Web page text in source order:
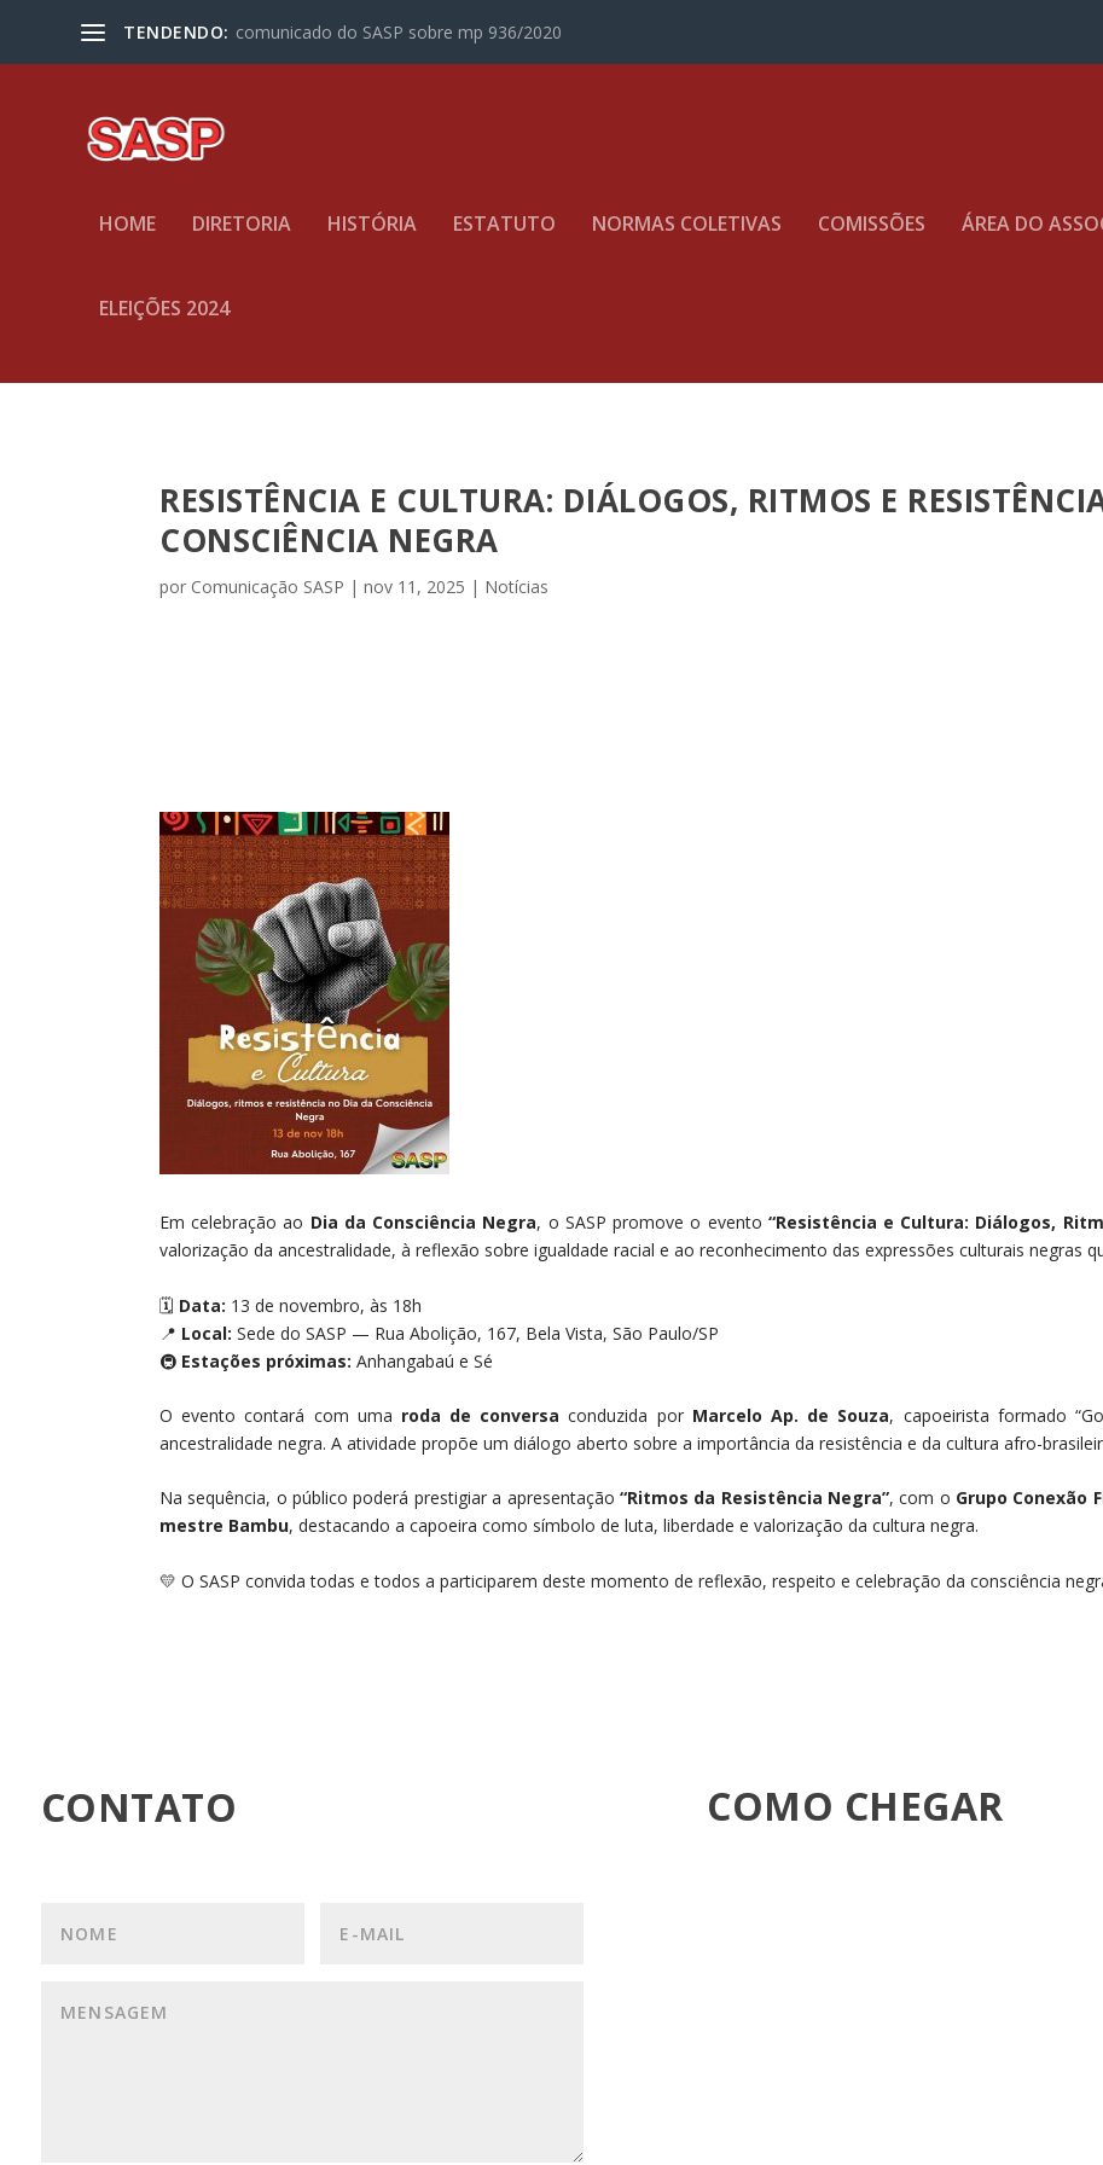
TENDENDO: comunicado do SASP sobre mp 936/2020
HOME DIRETORIA HISTÓRIA ESTATUTO NORMAS COLETIVAS COMISSÕES ÁREA DO
ELEIÇÕES 2024
RESISTÊNCIA E CULTURA: DIÁLOGOS, RITMOS E
CONSCIÊNCIA NEGRA
por Comunicação SASP | nov 11, 2025 | Notícias
Em celebração ao Dia da Consciência Negra, o SASP promove o evento “Resistência e Cultura: Diálogos,
valorização da ancestralidade, à reflexão sobre igualdade racial e ao reconhecimento das expressões culturais negras
🗓 Data: 13 de novembro, às 18h
📍 Local: Sede do SASP — Rua Abolição, 167, Bela Vista, São Paulo/SP
🚇 Estações próximas: Anhangabaú e Sé
O evento contará com uma roda de conversa conduzida por Marcelo Ap. de Souza, capoeirista formado
ancestralidade negra. A atividade propõe um diálogo aberto sobre a importância da resistência e da cultura afro-
Na sequência, o público poderá prestigiar a apresentação “Ritmos da Resistência Negra”, com o Grupo Conexão
mestre Bambu, destacando a capoeira como símbolo de luta, liberdade e valorização da cultura negra.
💛 O SASP convida todas e todos a participarem deste momento de reflexão, respeito e celebração da consciência
CONTATO COMO CHEGAR